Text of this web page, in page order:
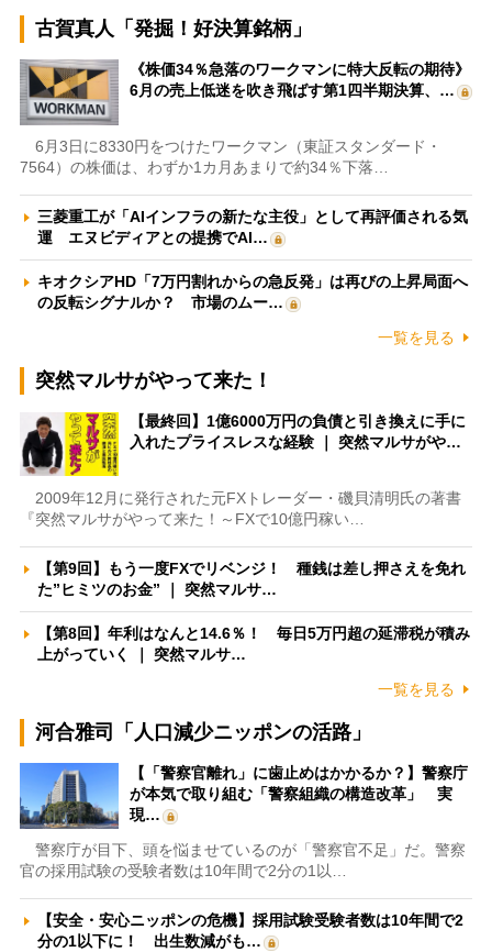
古賀真人「発掘！好決算銘柄」
《株価34％急落のワークマンに特大反転の期待》
6月の売上低迷を吹き飛ばす第1四半期決算、…
6月3日に8330円をつけたワークマン（東証スタンダード・
7564）の株価は、わずか1カ月あまりで約34％下落…
三菱重工が「AIインフラの新たな主役」として再評価される気
運 エヌビディアとの提携でAI…
キオクシアHD「7万円割れからの急反発」は再びの上昇局面へ
の反転シグナルか？ 市場のムー…
一覧を見る
突然マルサがやって来た！
【最終回】1億6000万円の負債と引き換えに手に
入れたプライスレスな経験 ｜ 突然マルサがや…
2009年12月に発行された元FXトレーダー・磯貝清明氏の著書
『突然マルサがやって来た！～FXで10億円稼い…
【第9回】もう一度FXでリベンジ！ 種銭は差し押さえを免れ
た”ヒミツのお金” ｜ 突然マルサ…
【第8回】年利はなんと14.6％！ 毎日5万円超の延滞税が積み
上がっていく ｜ 突然マルサ…
一覧を見る
河合雅司「人口減少ニッポンの活路」
【「警察官離れ」に歯止めはかかるか？】警察庁
が本気で取り組む「警察組織の構造改革」 実
現…
警察庁が目下、頭を悩ませているのが「警察官不足」だ。警察
官の採用試験の受験者数は10年間で2分の1以…
【安全・安心ニッポンの危機】採用試験受験者数は10年間で2
分の1以下に！ 出生数減がも…